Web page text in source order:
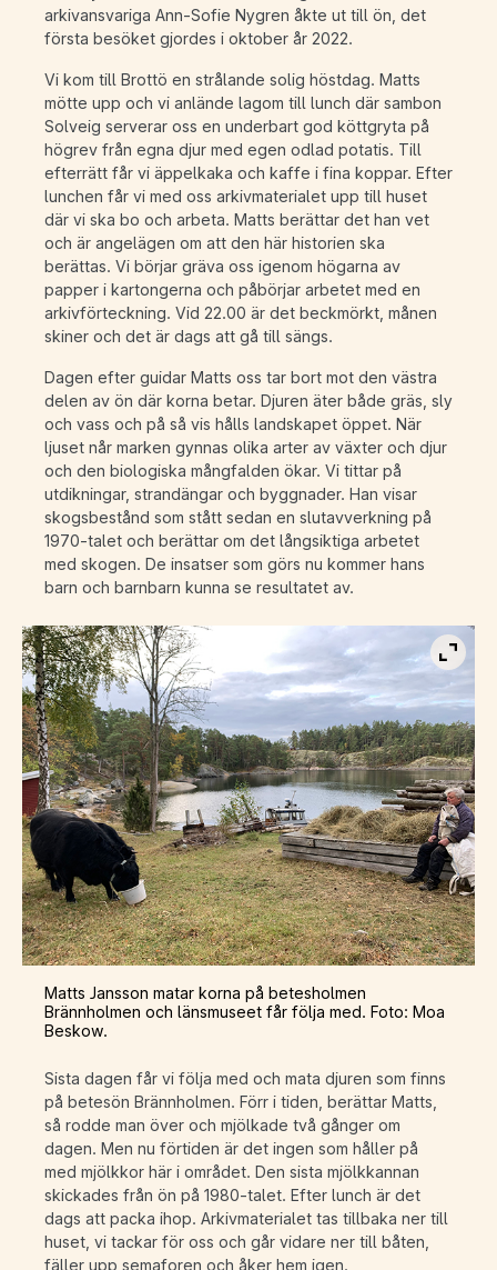
arkivansvariga Ann-Sofie Nygren åkte ut till ön, det
första besöket gjordes i oktober år 2022.
Vi kom till Brottö en strålande solig höstdag. Matts
mötte upp och vi anlände lagom till lunch där sambon
Solveig serverar oss en underbart god köttgryta på
högrev från egna djur med egen odlad potatis. Till
efterrätt får vi äppelkaka och kaffe i fina koppar. Efter
lunchen får vi med oss arkivmaterialet upp till huset
där vi ska bo och arbeta. Matts berättar det han vet
och är angelägen om att den här historien ska
berättas. Vi börjar gräva oss igenom högarna av
papper i kartongerna och påbörjar arbetet med en
arkivförteckning. Vid 22.00 är det beckmörkt, månen
skiner och det är dags att gå till sängs.
Dagen efter guidar Matts oss tar bort mot den västra
delen av ön där korna betar. Djuren äter både gräs, sly
och vass och på så vis hålls landskapet öppet. När
ljuset når marken gynnas olika arter av växter och djur
och den biologiska mångfalden ökar. Vi tittar på
utdikningar, strandängar och byggnader. Han visar
skogsbestånd som stått sedan en slutavverkning på
1970-talet och berättar om det långsiktiga arbetet
med skogen. De insatser som görs nu kommer hans
barn och barnbarn kunna se resultatet av.
Visa
Matts Jansson matar korna på betesholmen
Brännholmen och länsmuseet får följa med. Foto: Moa
Beskow.
Sista dagen får vi följa med och mata djuren som finns
på betesön Brännholmen. Förr i tiden, berättar Matts,
så rodde man över och mjölkade två gånger om
dagen. Men nu förtiden är det ingen som håller på
med mjölkkor här i området. Den sista mjölkkannan
skickades från ön på 1980-talet. Efter lunch är det
dags att packa ihop. Arkivmaterialet tas tillbaka ner till
huset, vi tackar för oss och går vidare ner till båten,
fäller upp semaforen och åker hem igen.